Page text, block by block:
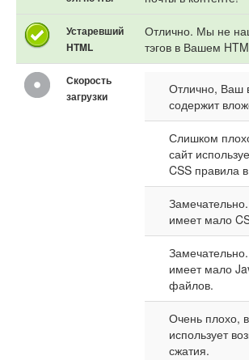
Устаревший
HTML
Отлично. Мы не
тэгов в Вашем
Скорость
загрузки
Отлично, Ваш
содержит
Слишком
сайт
CSS правила
имеет мало
имеет мало
файлов.
Очень плохо,
использует
сжатия.